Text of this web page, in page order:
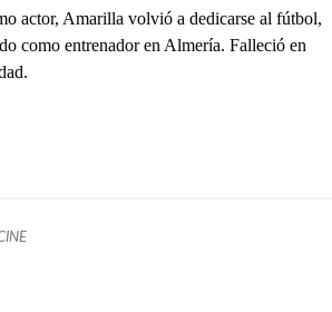
actor, Amarilla volvió a dedicarse al fútbol,
como entrenador en Almería. Falleció en